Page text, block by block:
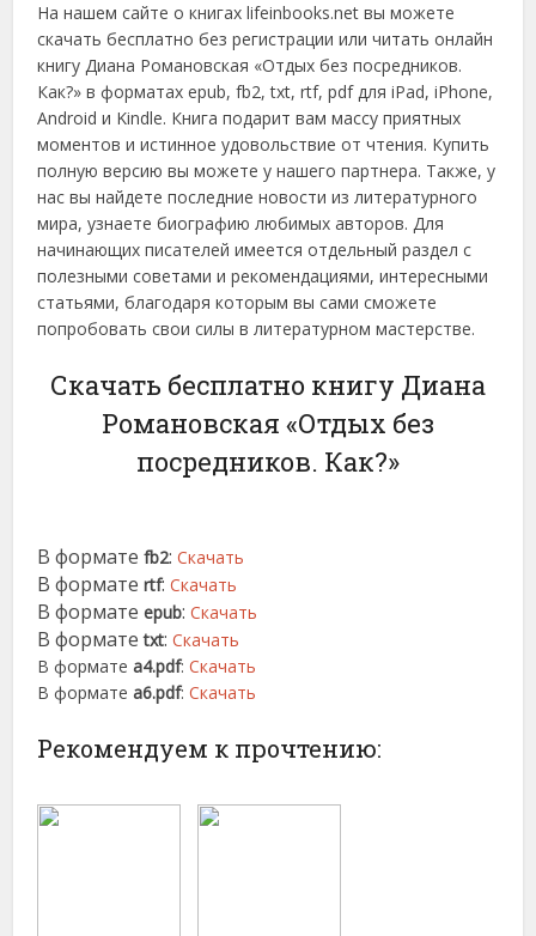
На нашем сайте о книгах lifeinbooks.net вы можете
скачать бесплатно без регистрации или читать онлайн
книгу Диана Романовская «Отдых без посредников.
Как?» в форматах epub, fb2, txt, rtf, pdf для iPad, iPhone,
Android и Kindle. Книга подарит вам массу приятных
моментов и истинное удовольствие от чтения. Купить
полную версию вы можете у нашего партнера. Также, у
нас вы найдете последние новости из литературного
мира, узнаете биографию любимых авторов. Для
начинающих писателей имеется отдельный раздел с
полезными советами и рекомендациями, интересными
статьями, благодаря которым вы сами сможете
попробовать свои силы в литературном мастерстве.
Скачать бесплатно книгу Диана
Романовская «Отдых без
посредников. Как?»
В форматеfb2:Скачать
В форматеrtf:Скачать
В форматеepub:Скачать
В форматеtxt:Скачать
В форматеa4.pdf:Скачать
В форматеa6.pdf:Скачать
Рекомендуем к прочтению: